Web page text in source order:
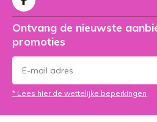
Ontvang de nieuwste
promoties
* Lees hier de wettelijke beperkingen